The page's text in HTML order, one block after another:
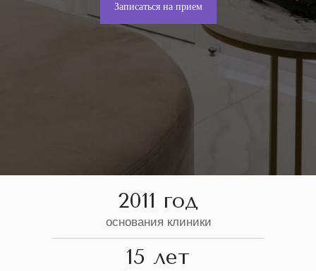
Записаться на прием
2011 год
основания клиники
15 лет